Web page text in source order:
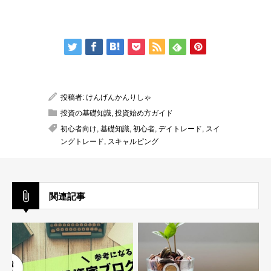
投稿者: けんげんかんりしゃ
投資の基礎知識, 投資始め方ガイド
初心者向け, 基礎知識, 初心者, デイトレード, スイ
ングトレード, スキャルピング
関連記事